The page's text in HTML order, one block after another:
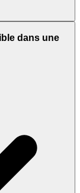
dans une